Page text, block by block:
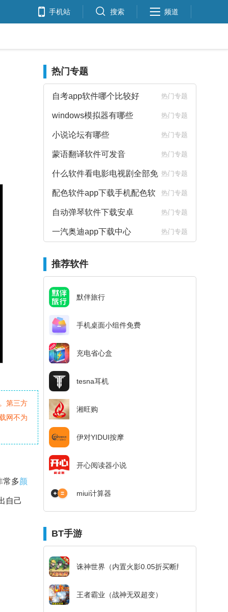
手机站 搜索 频道
第三方
网不为
常多颜
自己
热门专题
自考app软件哪个比较好 热门专题
windows模拟器有哪些 热门专题
小说论坛有哪些 热门专题
蒙语翻译软件可发音 热门专题
什么软件看电影电视剧全部免
费
热门专题
配色软件app下载手机配色软
件下载
热门专题
自动弹琴软件下载安卓 热门专题
一汽奥迪app下载中心 热门专题
推荐软件
默伴旅行
手机桌面小组件免费
充电省心盒
tesna耳机
湘旺购
伊对YIDUI按摩
开心阅读器小说
miui计算器
BT手游
诛神世界（内置火影0.05折买断版）
王者霸业（战神无双超变）